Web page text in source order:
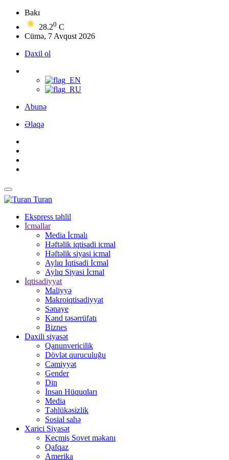
Bakı
28.20 C
Cümə, 7 Avqust 2026
Daxil ol
Abunə
Əlaqə
Turan
Ekspress təhlil
İcmallar
Media İcmalı
Həftəlik iqtisadi icmal
Həftəlik siyasi icmal
Aylıq İqtisadi İcmal
Aylıq Siyasi İcmal
İqtisadiyyat
Maliyyə
Makroiqtisadiyyat
Sənaye
Kənd təsərrüfatı
Biznes
Daxili siyasət
Qanunvericilik
Dövlət quruculuğu
Cəmiyyət
Gender
Din
İnsan Hüquqları
Media
Təhlükəsizlik
Sosial sahə
Xarici Siyasət
Keçmiş Sovet məkanı
Qafqaz
Amerika